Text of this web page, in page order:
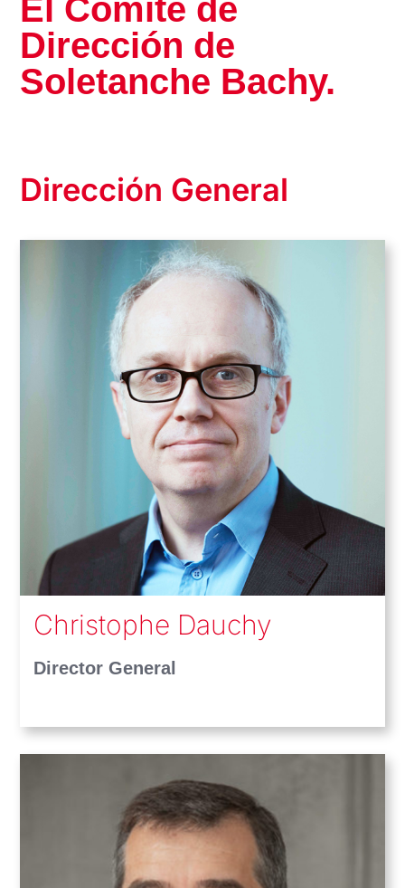
El Comité de
Dirección de
Soletanche Bachy.
Dirección General
Christophe Dauchy
Director General